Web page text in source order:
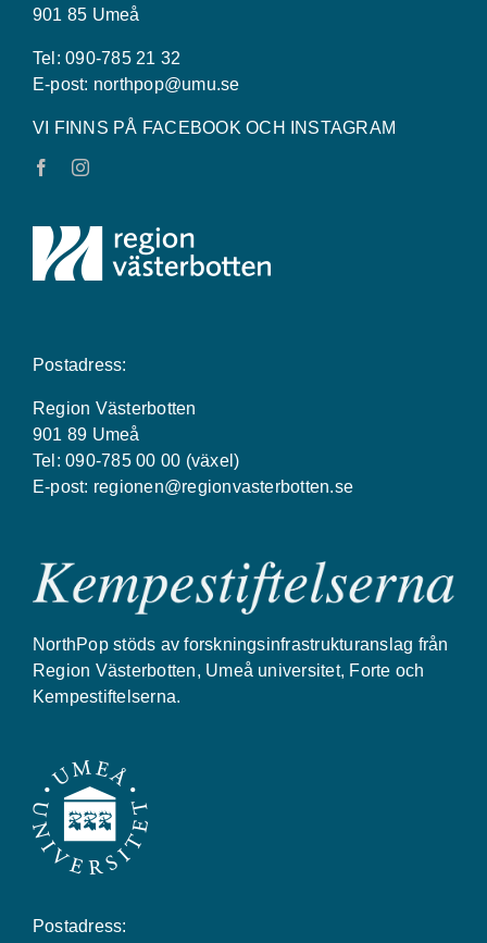
901 85 Umeå
Tel: 090-785 21 32
E-post: northpop@umu.se
VI FINNS PÅ FACEBOOK OCH INSTAGRAM
Postadress:
Region Västerbotten
901 89 Umeå
Tel: 090-785 00 00 (växel)
E-post: regionen@regionvasterbotten.se
NorthPop stöds av forskningsinfrastrukturanslag från
Region Västerbotten, Umeå universitet, Forte och
Kempestiftelserna.
Postadress: